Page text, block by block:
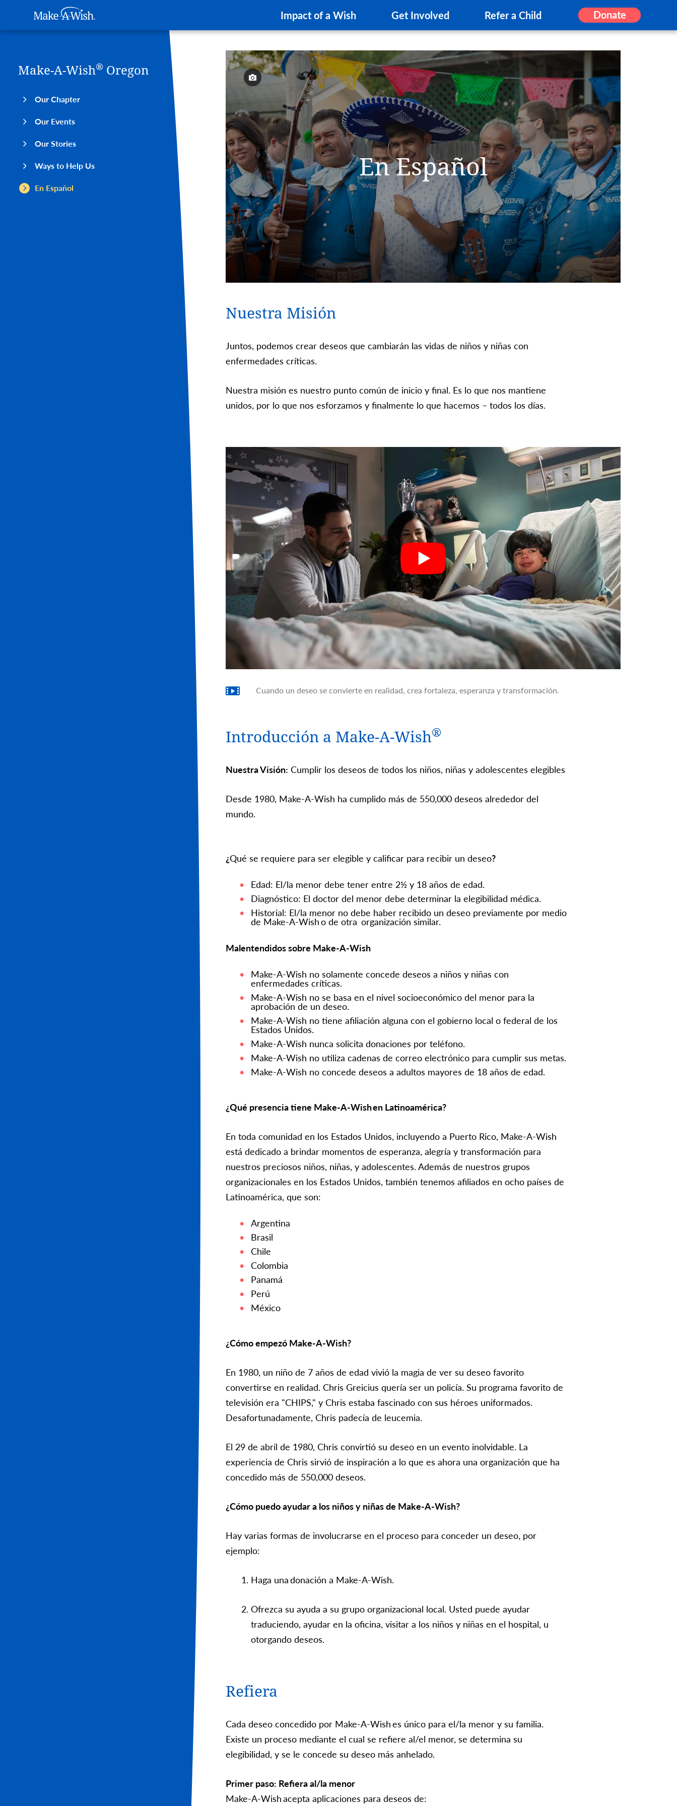
Make-A-Wish
Impact of a Wish Get Involved Refer a Child Donate
Make-A-Wish® Oregon
Our Chapter
Our Events
Our Stories
Ways to Help Us
En Español
En Español
Nuestra Misión
Juntos, podemos crear deseos que cambiarán las vidas de niños y niñas con
enfermedades críticas.
Nuestra misión es nuestro punto común de inicio y final. Es lo que nos mantiene
unidos, por lo que nos esforzamos y finalmente lo que hacemos – todos los días.
Cuando un deseo se convierte en realidad, crea fortaleza, esperanza y transformación.
Introducción a Make-A-Wish®
Nuestra Visión: Cumplir los deseos de todos los niños, niñas y adolescentes elegibles
Desde 1980, Make-A-Wish ha cumplido más de 550,000 deseos alrededor del
mundo.
¿Qué se requiere para ser elegible y calificar para recibir un deseo?
Edad: El/la menor debe tener entre 2½ y 18 años de edad.
Diagnóstico: El doctor del menor debe determinar la elegibilidad médica.
Historial: El/la menor no debe haber recibido un deseo previamente por medio
de Make-A-Wish o de otra organización similar.
Malentendidos sobre Make-A-Wish
Make-A-Wish no solamente concede deseos a niños y niñas con
enfermedades críticas.
Make-A-Wish no se basa en el nivel socioeconómico del menor para la
aprobación de un deseo.
Make-A-Wish no tiene afiliación alguna con el gobierno local o federal de los
Estados Unidos.
Make-A-Wish nunca solicita donaciones por teléfono.
Make-A-Wish no utiliza cadenas de correo electrónico para cumplir sus metas.
Make-A-Wish no concede deseos a adultos mayores de 18 años de edad.
¿Qué presencia tiene Make-A-Wish en Latinoamérica?
En toda comunidad en los Estados Unidos, incluyendo a Puerto Rico, Make-A-Wish
está dedicado a brindar momentos de esperanza, alegría y transformación para
nuestros preciosos niños, niñas, y adolescentes. Además de nuestros grupos
organizacionales en los Estados Unidos, también tenemos afiliados en ocho países de
Latinoamérica, que son:
Argentina
Brasil
Chile
Colombia
Panamá
Perú
México
¿Cómo empezó Make-A-Wish?
En 1980, un niño de 7 años de edad vivió la magia de ver su deseo favorito
convertirse en realidad. Chris Greicius quería ser un policía. Su programa favorito de
televisión era "CHIPS," y Chris estaba fascinado con sus héroes uniformados.
Desafortunadamente, Chris padecía de leucemia.
El 29 de abril de 1980, Chris convirtió su deseo en un evento inolvidable. La
experiencia de Chris sirvió de inspiración a lo que es ahora una organización que ha
concedido más de 550,000 deseos.
¿Cómo puedo ayudar a los niños y niñas de Make-A-Wish?
Hay varias formas de involucrarse en el proceso para conceder un deseo, por
ejemplo:
Haga una donación a Make-A-Wish.
Ofrezca su ayuda a su grupo organizacional local. Usted puede ayudar
traduciendo, ayudar en la oficina, visitar a los niños y niñas en el hospital, u
otorgando deseos.
Refiera
Cada deseo concedido por Make-A-Wish es único para el/la menor y su familia.
Existe un proceso mediante el cual se refiere al/el menor, se determina su
elegibilidad, y se le concede su deseo más anhelado.
Primer paso: Refiera al/la menor
Make-A-Wish acepta aplicaciones para deseos de: